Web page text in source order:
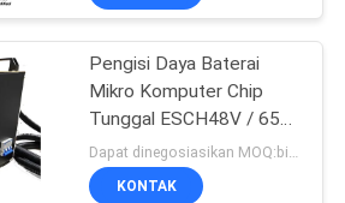
Pengisi Daya Baterai
Mikro Komputer Chip
Tunggal ESCH48V / 65A
48v 65A
KONTAK